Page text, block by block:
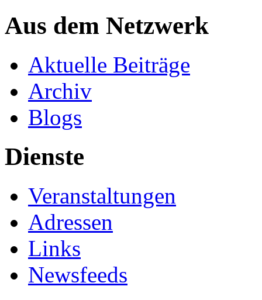
Aus dem Netzwerk
Aktuelle Beiträge
Archiv
Blogs
Dienste
Veranstaltungen
Adressen
Links
Newsfeeds